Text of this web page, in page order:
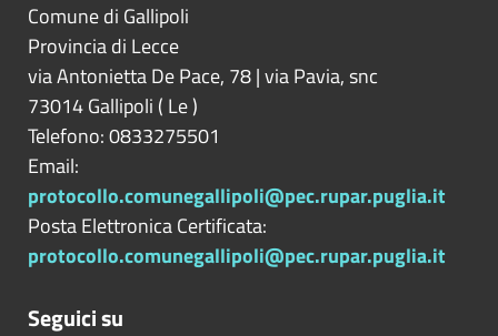
Comune di Gallipoli
Provincia di Lecce
via Antonietta De Pace, 78 | via Pavia, snc
73014Gallipoli ( Le)
Telefono: 0833275501
Email:
protocollo.comunegallipoli@pec.rupar.puglia.it
Posta Elettronica Certificata:
protocollo.comunegallipoli@pec.rupar.puglia.it
Seguici su